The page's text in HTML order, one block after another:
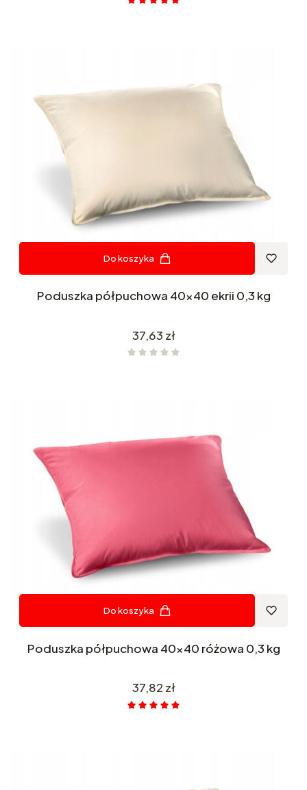
Do koszyka
Poduszka półpuchowa 40x40 ekrii 0,3 kg
Cena
37,63 zł
Do koszyka
Poduszka półpuchowa 40x40 różowa 0,3 kg
Cena
37,82 zł